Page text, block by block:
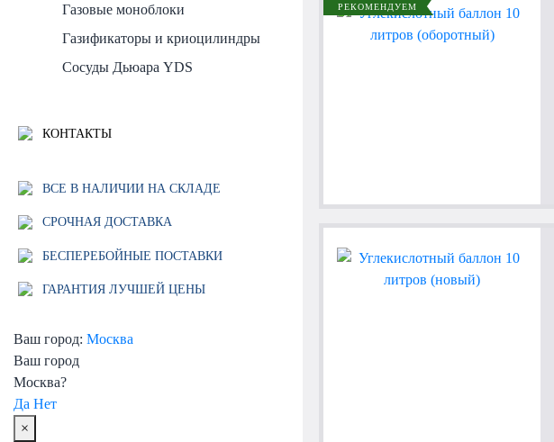
Газовые моноблоки
Газификаторы и криоцилиндры
Сосуды Дьюара YDS
КОНТАКТЫ
ВСЕ В НАЛИЧИИ НА СКЛАДЕ
СРОЧНАЯ ДОСТАВКА
БЕСПЕРЕБОЙНЫЕ ПОСТАВКИ
ГАРАНТИЯ ЛУЧШЕЙ ЦЕНЫ
Ваш город: Москва
Ваш город
Москва?
Да Нет
×
РЕКОМЕНДУЕМ